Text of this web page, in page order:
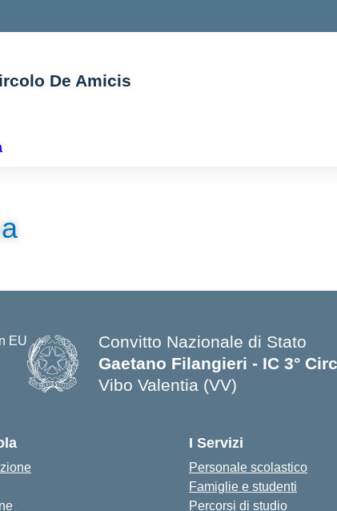
De Amicis
Convitto Nazionale di Stato
Gaetano Filangieri - IC 3°
Vibo Valentia (VV)
I Servizi
Personale scolastico
Famiglie e studenti
Percorsi di studio